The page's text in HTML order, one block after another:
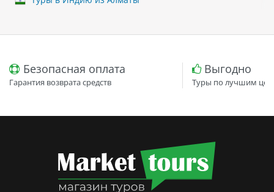
Безопасная оплата
Гарантия возврата средств
Выгодно
Туры по лучшим